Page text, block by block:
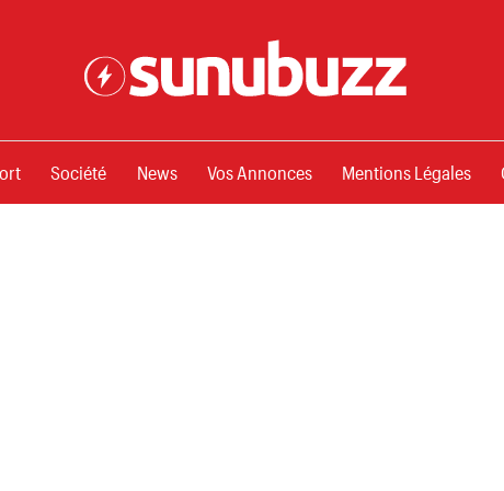
Société News Vos Annonces Mentions Légales